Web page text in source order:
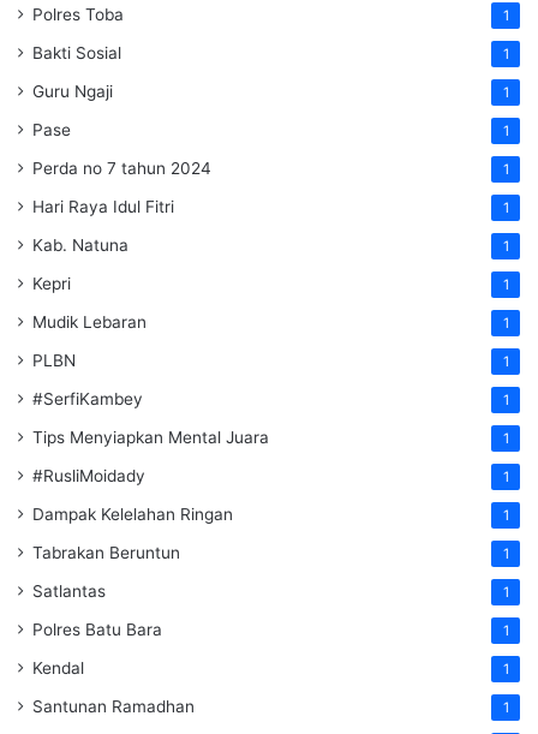
Polres Toba 1
Bakti Sosial 1
Guru Ngaji 1
Pase 1
Perda no 7 tahun 2024 1
Hari Raya Idul Fitri 1
Kab. Natuna 1
Kepri 1
Mudik Lebaran 1
PLBN 1
#SerfiKambey 1
Tips Menyiapkan Mental Juara 1
#RusliMoidady 1
Dampak Kelelahan Ringan 1
Tabrakan Beruntun 1
Satlantas 1
Polres Batu Bara 1
Kendal 1
Santunan Ramadhan 1